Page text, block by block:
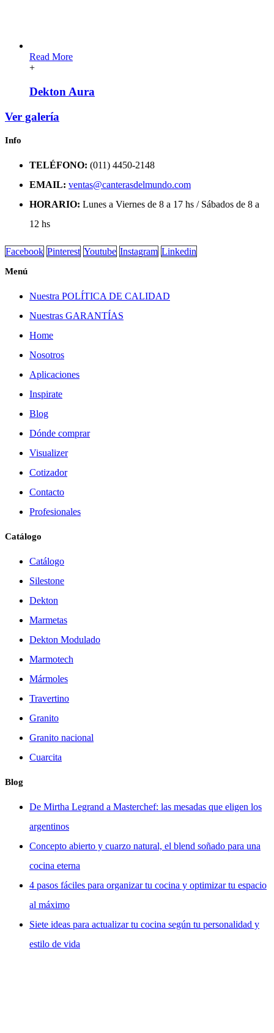
Read More
+
Dekton Aura
Ver galería
Info
TELÉFONO: (011) 4450-2148
EMAIL: ventas@canterasdelmundo.com
HORARIO: Lunes a Viernes de 8 a 17 hs / Sábados de 8 a
12 hs
Facebook Pinterest Youtube Instagram Linkedin
Menú
Nuestra POLÍTICA DE CALIDAD
Nuestras GARANTÍAS
Home
Nosotros
Aplicaciones
Inspirate
Blog
Dónde comprar
Visualizer
Cotizador
Contacto
Profesionales
Catálogo
Catálogo
Silestone
Dekton
Marmetas
Dekton Modulado
Marmotech
Mármoles
Travertino
Granito
Granito nacional
Cuarcita
Blog
De Mirtha Legrand a Masterchef: las mesadas que eligen los
argentinos
Concepto abierto y cuarzo natural, el blend soñado para una
cocina eterna
4 pasos fáciles para organizar tu cocina y optimizar tu espacio
al máximo
Siete ideas para actualizar tu cocina según tu personalidad y
estilo de vida